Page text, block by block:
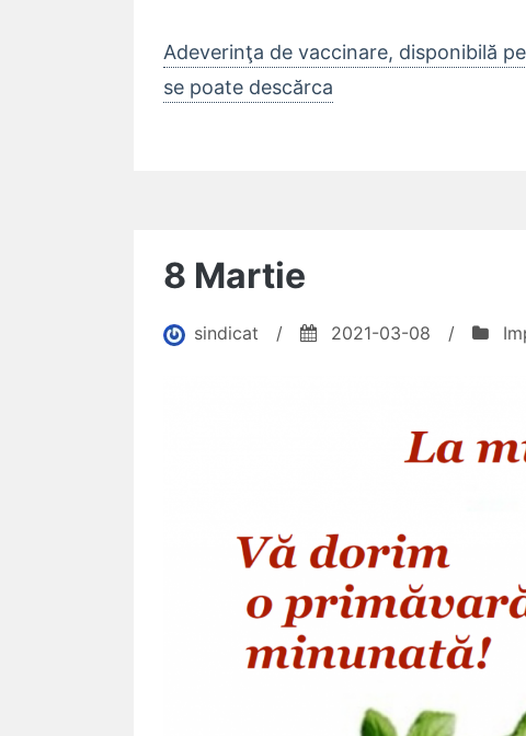
Adeverinţa de vaccinare, disponibilă
se poate descărca
8 Martie
sindicat / 2021-03-08 /